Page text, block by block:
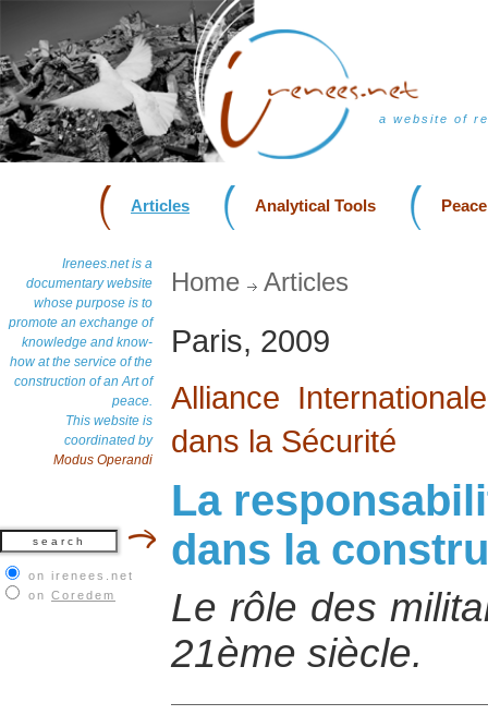
a website of
Articles Analytical Tools
Irenees.net is a
documentary website
whose purpose is to
promote an exchange of
knowledge and know-
how at the service of the
construction of an Art of
peace.
This website is
coordinated by
Modus Operandi
on irenees.net
on Coredem
Home Articles
Paris, 2009
Alliance
dans la Sécurité
La
dans la
Le rôle des
21ème siècle.